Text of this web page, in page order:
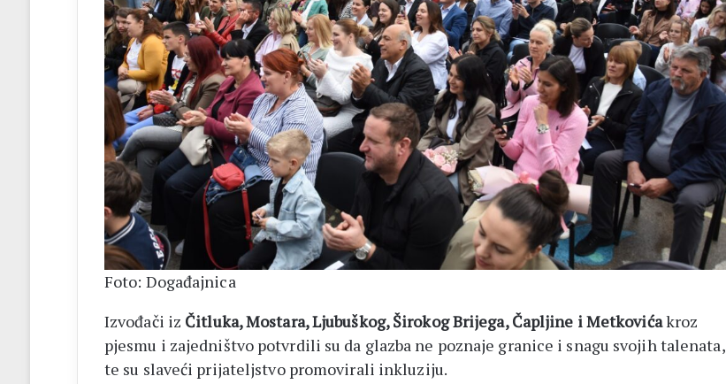
Foto: Događajnica
Izvođači iz Čitluka, Mostara, Ljubuškog, Širokog Brijega, Čapljine i Metkovićakroz
pjesmu i zajedništvo potvrdili su da glazba ne poznaje granice i snagu svojih talenata,
te su slaveći prijateljstvo promovirali inkluziju.